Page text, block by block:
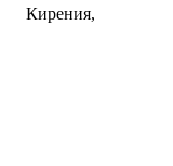
Кирения,